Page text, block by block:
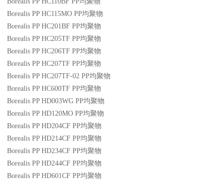
Borealis PP HC115MO PP均聚物
Borealis PP HC201BF PP均聚物
Borealis PP HC205TF PP均聚物
Borealis PP HC206TF PP均聚物
Borealis PP HC207TF PP均聚物
Borealis PP HC207TF-02 PP均聚物
Borealis PP HC600TF PP均聚物
Borealis PP HD003WG PP均聚物
Borealis PP HD120MO PP均聚物
Borealis PP HD204CF PP均聚物
Borealis PP HD214CF PP均聚物
Borealis PP HD234CF PP均聚物
Borealis PP HD244CF PP均聚物
Borealis PP HD601CF PP均聚物